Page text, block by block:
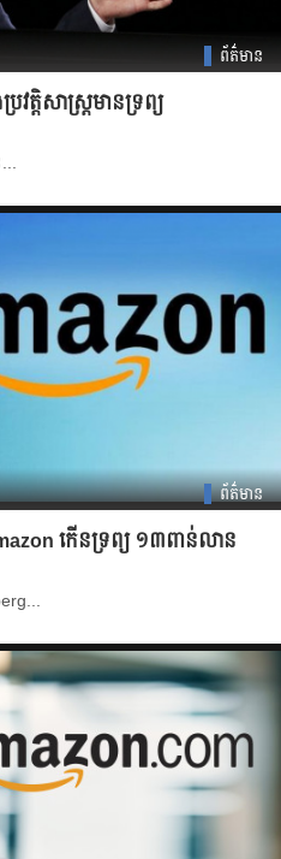
ព័ត៌មាន
វត្តិសាស្ត្រមានទ្រព្យ
ព័ត៌មាន
កើនទ្រព្យ ១៣ពាន់លាន